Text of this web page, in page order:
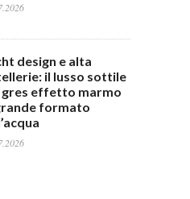
design e alta
il lusso sottile
gres effetto marmo
formato